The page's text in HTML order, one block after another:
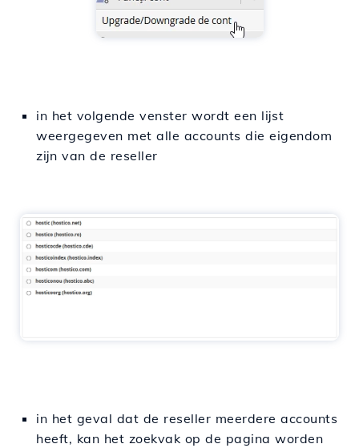
in het volgende venster wordt een lijst
weergegeven met alle accounts die eigendom
zijn van de reseller
in het geval dat de reseller meerdere accounts
heeft, kan het zoekvak op de pagina worden